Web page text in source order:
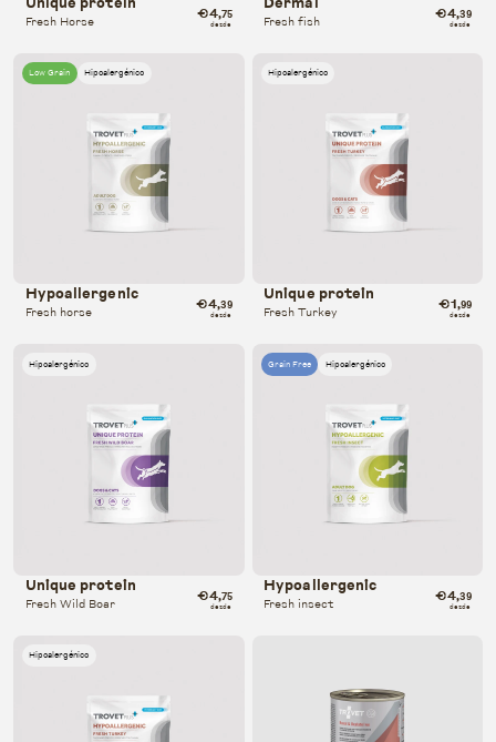
Fresh Horse desde
€4,75 Fresh fish desde
€4,39
Low Grain Hipoalergénico
Hypoallergenic
Fresh horse desde
€4,39
Hipoalergénico
Unique protein
Fresh Turkey desde
€1,99
Hipoalergénico
Unique protein
Fresh Wild Boar desde
€4,75
Hipoalergénico
Grain Free
Hypoallergenic
Fresh insect desde
€4,39
Hipoalergénico